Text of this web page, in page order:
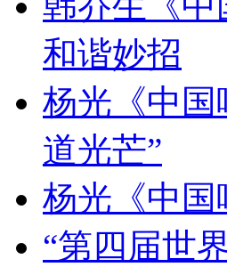
和谐妙招
杨光《中国
道光芒”
杨光《中
“第四届世